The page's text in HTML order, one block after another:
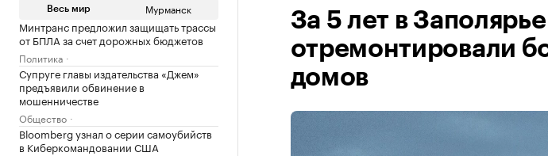
Весь мир Мурманск
Минтранс предложил защищать трассы
от БПЛА за счет дорожных бюджетов
Политика
Супруге главы издательства «Джем»
предъявили обвинение в
мошенничестве
Общество
Bloomberg узнал о серии самоубийств
в Киберкомандовании США
За 5 лет в
отремонтировали
домов